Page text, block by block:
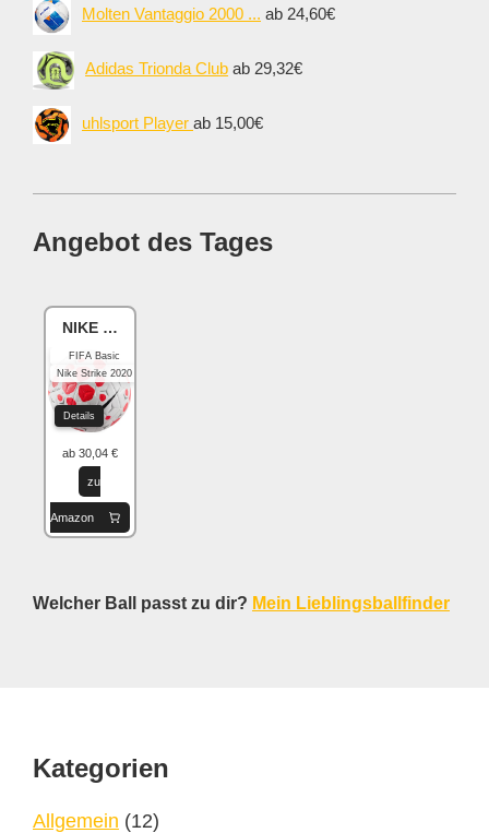
Molten Vantaggio 2000 ... ab 24,60€
Adidas Trionda Club ab 29,32€
uhlsport Player ab 15,00€
Angebot des Tages
NIKE Academy
FIFA Basic
Nike Strike 2020
Details
ab 30,04 €
zu
Amazon
Welcher Ball passt zu dir? Mein Lieblingsballfinder
Footer
Kategorien
Allgemein (12)